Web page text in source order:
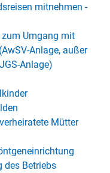
mitnehmen -
zum Umgang mit
Anlage, außer
Anlage)
Mütter
des Betriebs